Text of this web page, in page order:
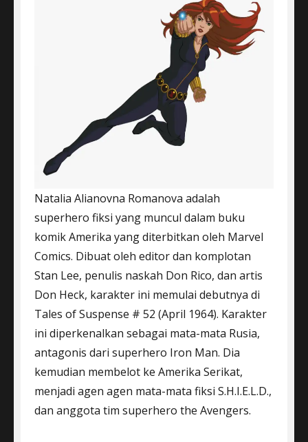
Natalia Alianovna Romanova adalah
superhero fiksi yang muncul dalam buku
komik Amerika yang diterbitkan oleh Marvel
Comics. Dibuat oleh editor dan komplotan
Stan Lee, penulis naskah Don Rico, dan artis
Don Heck, karakter ini memulai debutnya di
Tales of Suspense # 52 (April 1964). Karakter
ini diperkenalkan sebagai mata-mata Rusia,
antagonis dari superhero Iron Man. Dia
kemudian membelot ke Amerika Serikat,
menjadi agen agen mata-mata fiksi S.H.I.E.L.D.,
dan anggota tim superhero the Avengers.